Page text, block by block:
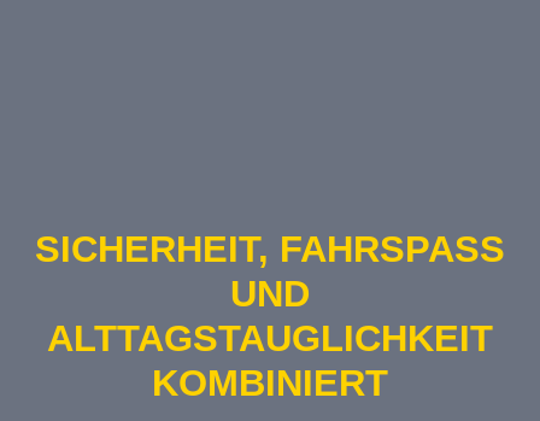
SICHERHEIT, FAHRSPASS U
ND A
LTTAGSTAUGLICHKEIT K
OMBINIERT